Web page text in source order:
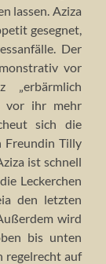
lassen. Aziza
gesegnet,
Der
vor
„erbärmlich
vor ihr mehr
sich die
Freundin Tilly
ist schnell
Leckerchen
den letzten
wird
bis unten
regelrecht auf